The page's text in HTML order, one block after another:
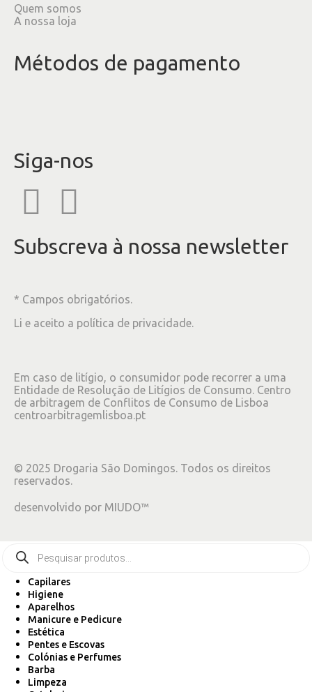
Quem somos
A nossa loja
Métodos de pagamento
Siga-nos
Subscreva à nossa newsletter
* Campos obrigatórios.
Li e aceito a política de privacidade.
Em caso de litígio, o consumidor pode recorrer a uma
Entidade de Resolução de Litígios de Consumo. Centro
de arbitragem de Conflitos de Consumo de Lisboa
centroarbitragemlisboa.pt
© 2025 Drogaria São Domingos. Todos os direitos
reservados.
desenvolvido por MIUDO™
Capilares
Higiene
Aparelhos
Manicure e Pedicure
Estética
Pentes e Escovas
Colónias e Perfumes
Barba
Limpeza